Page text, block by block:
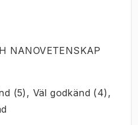
NANOVETENSKAP
(5), Väl godkänd (4),